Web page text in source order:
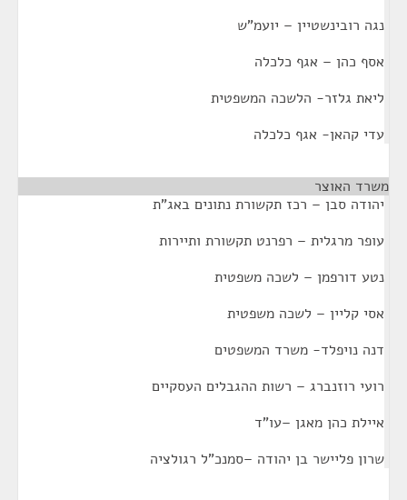
נגה רובינשטיין – יועמ"ש
אסף כהן – אגף כלכלה
ליאת גלזר- הלשכה המשפטית
עדי קהאן- אגף כלכלה
משרד האוצר
יהודה סבן – רכז תקשורת נתונים באג"ת
עופר מרגלית – רפרנט תקשורת ותיירות
נטע דורפמן – לשכה משפטית
אסי קליין – לשכה משפטית
דנה נויפלד- משרד המשפטים
רועי רוזנברג – רשות ההגבלים העסקיים
איילת כהן מאגן –עו"ד
שרון פליישר בן יהודה –סמנכ"ל רגולציה